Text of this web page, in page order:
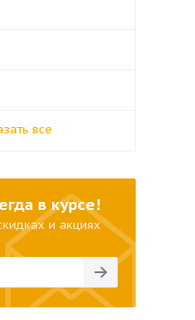
все
в курсе!
и акциях